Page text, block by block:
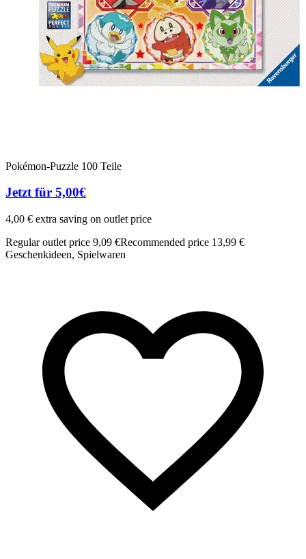
Pokémon-Puzzle 100 Teile
Jetzt für 5,00€
4,00 € extra saving on outlet price
Regular outlet price 9,09 €Recommended price 13,99 €
Geschenkideen, Spielwaren